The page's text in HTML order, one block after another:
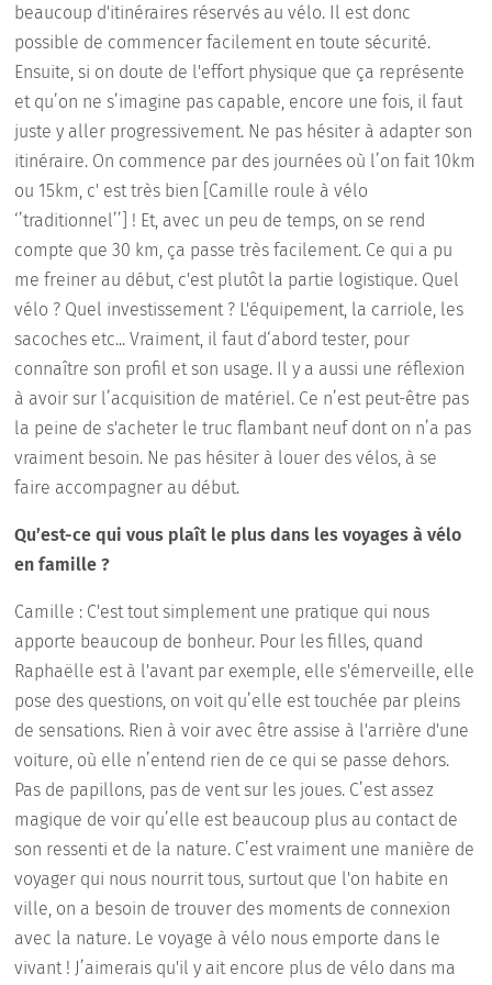
beaucoup d'itinéraires réservés au vélo. Il est donc
possible de commencer facilement en toute sécurité.
Ensuite, si on doute de l'effort physique que ça représente
et qu’on ne s’imagine pas capable, encore une fois, il faut
juste y aller progressivement. Ne pas hésiter à adapter son
itinéraire. On commence par des journées où l’on fait 10km
ou 15km, c' est très bien [Camille roule à vélo
‘’traditionnel’’] ! Et, avec un peu de temps, on se rend
compte que 30 km, ça passe très facilement. Ce qui a pu
me freiner au début, c'est plutôt la partie logistique. Quel
vélo ? Quel investissement ? L'équipement, la carriole, les
sacoches etc... Vraiment, il faut d‘abord tester, pour
connaître son profil et son usage. Il y a aussi une réflexion
à avoir sur l’acquisition de matériel. Ce n’est peut-être pas
la peine de s'acheter le truc flambant neuf dont on n’a pas
vraiment besoin. Ne pas hésiter à louer des vélos, à se
faire accompagner au début.
Qu’est-ce qui vous plaît le plus dans les voyages à vélo
en famille ?
Camille : C'est tout simplement une pratique qui nous
apporte beaucoup de bonheur. Pour les filles, quand
Raphaëlle est à l'avant par exemple, elle s'émerveille, elle
pose des questions, on voit qu’elle est touchée par pleins
de sensations. Rien à voir avec être assise à l'arrière d'une
voiture, où elle n’entend rien de ce qui se passe dehors.
Pas de papillons, pas de vent sur les joues. C’est assez
magique de voir qu’elle est beaucoup plus au contact de
son ressenti et de la nature. C’est vraiment une manière de
voyager qui nous nourrit tous, surtout que l'on habite en
ville, on a besoin de trouver des moments de connexion
avec la nature. Le voyage à vélo nous emporte dans le
vivant ! J’aimerais qu'il y ait encore plus de vélo dans ma